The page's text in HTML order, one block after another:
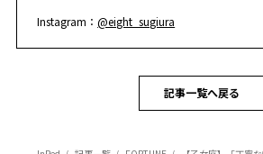
Instagram：@eight_sugiura
記事一覧へ戻る